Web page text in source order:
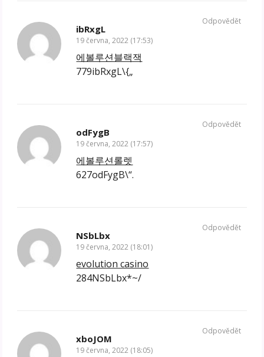
ibRxgL
19 června, 2022 (17:53)
에볼루션블랙잭
779ibRxgL\{„
Odpovědět
odFygB
19 června, 2022 (17:57)
에볼루션롤렛
627odFygB\“.
Odpovědět
NSbLbx
19 června, 2022 (18:01)
evolution casino
284NSbLbx*~/
Odpovědět
xboJOM
19 června, 2022 (18:05)
Odpovědět